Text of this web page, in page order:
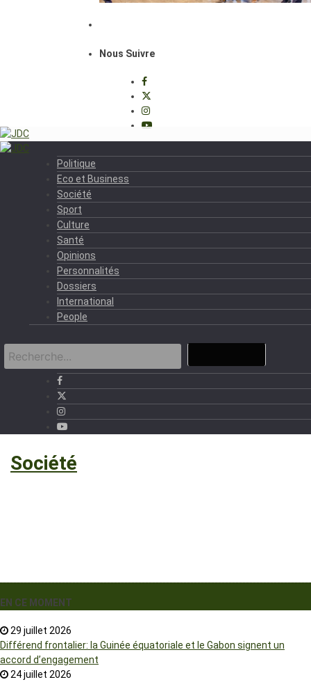
Nous Suivre
Politique
Eco et Business
Société
Sport
Culture
Santé
Opinions
Personnalités
Dossiers
International
People
Société
EN CE MOMENT
29 juillet 2026
Différend frontalier: la Guinée équatoriale et le Gabon signent un
accord d’engagement
24 juillet 2026